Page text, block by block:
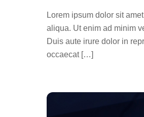
Lorem ipsum dolor sit
aliqua. Ut enim ad minim
Duis aute irure dolor in
occaecat […]